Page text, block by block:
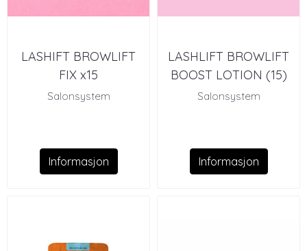
LASHIFT BROWLIFT
FIX x15
Salonsystem
Informasjon
LASHLIFT BROWLIFT
BOOST LOTION (15)
Salonsystem
Informasjon